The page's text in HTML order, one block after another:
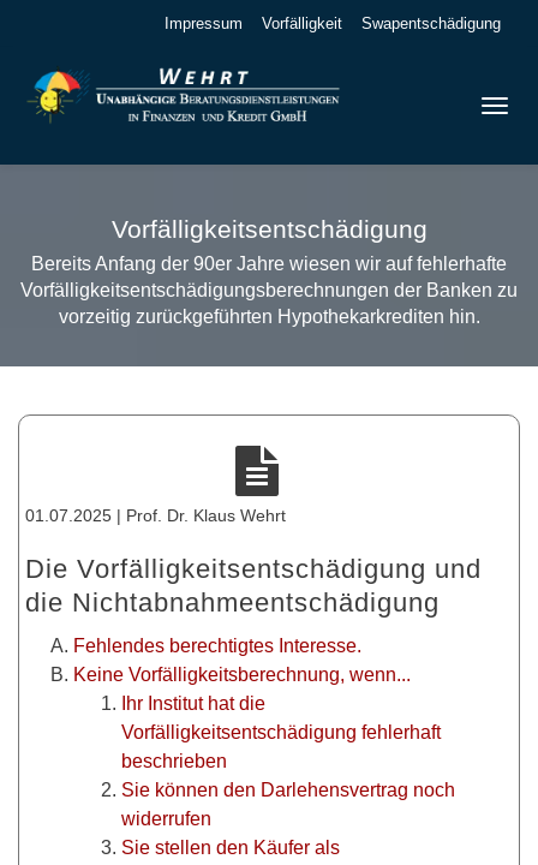
Swapentschädigung
Vorfälligkeit
Impressum
Vorfälligkeitsentschädigung
Bereits Anfang der 90er Jahre wiesen wir auf fehlerhafte
Vorfälligkeitsentschädigungsberechnungen der Banken zu
vorzeitig zurückgeführten Hypothekarkrediten hin.
01.07.2025 | Prof. Dr. Klaus Wehrt
Die Vorfälligkeitsentschädigung und
die Nichtabnahmeentschädigung
Fehlendes berechtigtes Interesse.
Keine Vorfälligkeitsberechnung, wenn...
Ihr Institut hat die
Vorfälligkeitsentschädigung fehlerhaft
beschrieben
Sie können den Darlehensvertrag noch
widerrufen
Sie stellen den Käufer als